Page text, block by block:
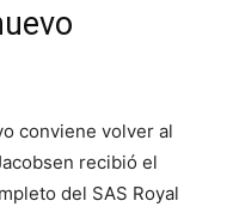
conviene volver al
recibió el
del SAS Royal